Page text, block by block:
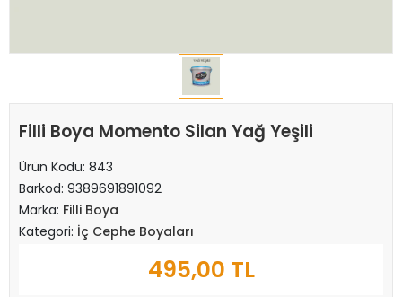
Filli Boya Momento Silan Yağ Yeşili
Ürün Kodu: 843
Barkod: 9389691891092
Marka: Filli Boya
Kategori: İç Cephe Boyaları
495,00 TL